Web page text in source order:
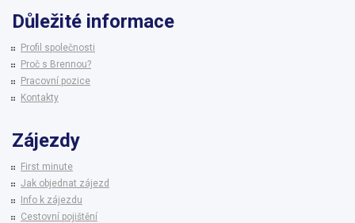
Důležité informace
Profil společnosti
Proč s Brennou?
Pracovní pozice
Kontakty
Zájezdy
First minute
Jak objednat zájezd
Info k zájezdu
Cestovní pojištění